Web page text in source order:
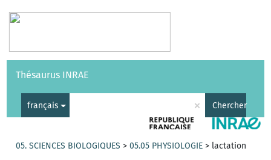
Vocabulaires API
Thésaurus INRAE
français × Chercher
05. SCIENCES BIOLOGIQUES >05.05 PHYSIOLOGIE > lactation